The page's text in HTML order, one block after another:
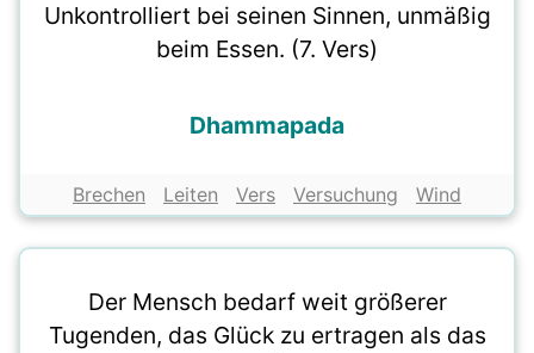
Unkontrolliert bei seinen Sinnen, unmäßig
beim Essen. (7. Vers)
Dhammapada
Brechen Leiten Vers Versuchung Wind
Der Mensch bedarf weit größerer
Tugenden, das Glück zu ertragen als das